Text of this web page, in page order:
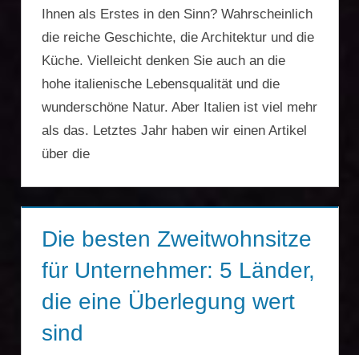
Ihnen als Erstes in den Sinn? Wahrscheinlich
die reiche Geschichte, die Architektur und die
Küche. Vielleicht denken Sie auch an die
hohe italienische Lebensqualität und die
wunderschöne Natur. Aber Italien ist viel mehr
als das. Letztes Jahr haben wir einen Artikel
über die
Die besten Zweitwohnsitze
für Unternehmer: 5 Länder,
die eine Überlegung wert
sind